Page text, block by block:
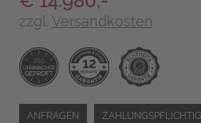
zzgl. Versandkosten
ANFRAGEN